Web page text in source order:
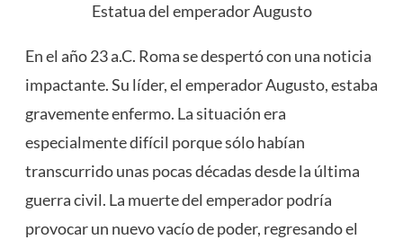
Estatua del emperador Augusto
En el año 23 a.C. Roma se despertó con una noticia
impactante. Su líder, el emperador Augusto, estaba
gravemente enfermo. La situación era
especialmente difícil porque sólo habían
transcurrido unas pocas décadas desde la última
guerra civil. La muerte del emperador podría
provocar un nuevo vacío de poder, regresando el